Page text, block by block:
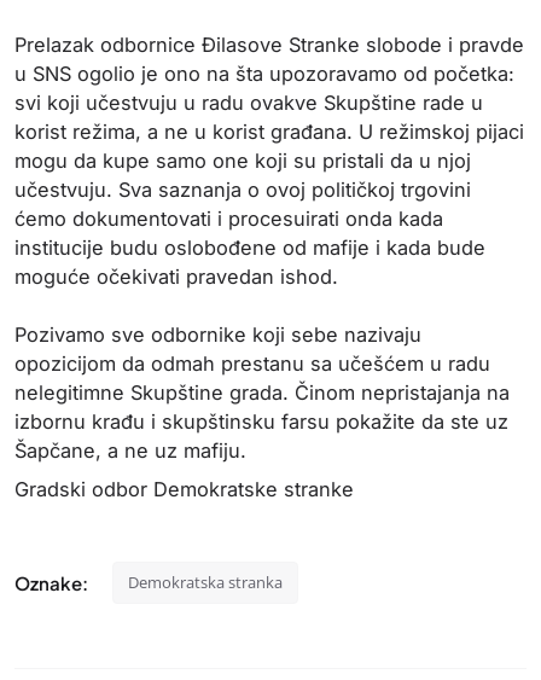
Prelazak odbornice Đilasove Stranke slobode i pravde
u SNS ogolio je ono na šta upozoravamo od početka:
svi koji učestvuju u radu ovakve Skupštine rade u
korist režima, a ne u korist građana. U režimskoj pijaci
mogu da kupe samo one koji su pristali da u njoj
učestvuju. Sva saznanja o ovoj političkoj trgovini
ćemo dokumentovati i procesuirati onda kada
institucije budu oslobođene od mafije i kada bude
moguće očekivati pravedan ishod.
Pozivamo sve odbornike koji sebe nazivaju
opozicijom da odmah prestanu sa učešćem u radu
nelegitimne Skupštine grada. Činom nepristajanja na
izbornu krađu i skupštinsku farsu pokažite da ste uz
Šapčane, a ne uz mafiju.
Gradski odbor Demokratske stranke
Oznake: Demokratska stranka